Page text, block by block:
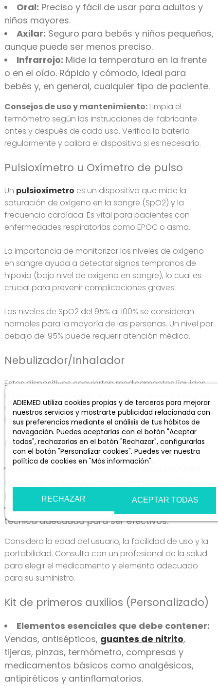
ADIEMED utiliza cookies propias y de terceros para mejorar
nuestros servicios y mostrarte publicidad relacionada con
sus preferencias mediante el análisis de tus hábitos de
navegación. Puedes aceptarlas con el botón "Aceptar
todas", rechazarlas en el botón "Rechazar", configurarlas
con el botón "Personalizar cookies". Puedes ver nuestra
política de cookies en "Más información".
RECHAZAR ACEPTAR TODAS
Oral: Preciso y fácil de usar para adultos y
niños mayores.
Axilar: Seguro para bebés y niños pequeños,
aunque puede ser menos preciso.
Infrarrojo: Mide la temperatura en la frente
o en el oído. Rápido y cómodo, ideal para
bebés y, en general, cualquier tipo de paciente.
Consejos de uso y mantenimiento:Limpia el
termómetro según las instrucciones del fabricante
antes y después de cada uso. Verifica la batería
regularmente y calibra el dispositivo si es necesario.
Pulsioxímetro u Oxímetro de pulso
Un pulsioxímetro es un dispositivo que mide la
saturación de oxígeno en la sangre (SpO2) y la
frecuencia cardíaca. Es vital para pacientes con
enfermedades respiratorias como EPOC o asma.
La importancia de monitorizar los niveles de oxígeno
en sangre ayuda a detectar signos tempranos de
hipoxia (bajo nivel de oxígeno en sangre), lo cual es
crucial para prevenir complicaciones graves.
Los niveles de SpO2 del 95% al 100% se consideran
normales para la mayoría de las personas. Un nivel por
debajo del 95% puede requerir atención médica.
Nebulizador/Inhalador
Estos dispositivos convierten medicamentos líquidos
en aerosol, permitiendo una entrega directa a las vías
respiratorias para condiciones como el asma o la
EPOC.
Diferencias entre nebulizadores e inhaladores:
de todas las edades, requieren poco esfuerzo
para inhalar el medicamento.
técnica adecuada para ser efectivos.
Considera la edad del usuario, la facilidad de uso y la
portabilidad. Consulta con un profesional de la salud
para elegir el medicamento y elemento adecuado
para su suministro.
Kit de primeros auxilios (Personalizado)
Elementos esenciales que debe contener:
Vendas, antisépticos, guantes de nitrito,
tijeras, pinzas, termómetro, compresas y
medicamentos básicos como analgésicos,
antipiréticos y antinflamatorios.